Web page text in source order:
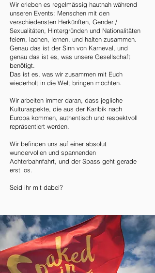
Wir erleben es regelmässig hautnah während
unseren Events: Menschen mit den
verschiedensten Herkünften, Gender /
Sexualitäten, Hintergründen und Nationalitäten
feiern, lachen, lernen, und halten zusammen.
Genau das ist der Sinn von Karneval, und
genau das ist es, was unsere Gesellschaft
benötigt.
Das ist es, was wir zusammen mit Euch
wiederholt in die Welt bringen möchten.
Wir arbeiten immer daran, dass jegliche
Kulturaspekte, die aus der Karibik nach
Europa kommen, authentisch und respektvoll
repräsentiert werden.
Wir befinden uns auf einer absolut
wundervollen und spannenden
Achterbahnfahrt, und der Spass geht gerade
erst los.
Seid ihr mit dabei?